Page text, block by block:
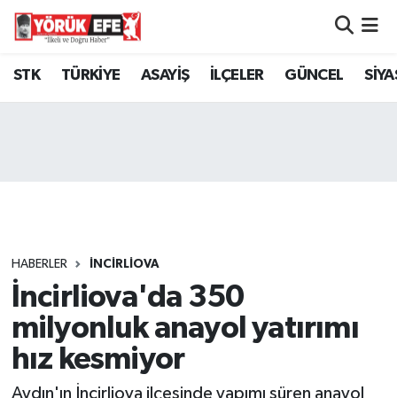
STK TÜRKİYE ASAYİŞ İLÇELER GÜNCEL
HABERLER İNCİRLİOVA
İncirliova'da 350
milyonluk anayol yatırımı
hız kesmiyor
Aydın'ın İncirliova ilçesinde yapımı süren anayol
Aydın Nöbetçi Eczaneler
Tüm Manşetler
Son Dakika Haberleri
Haber Arşivi